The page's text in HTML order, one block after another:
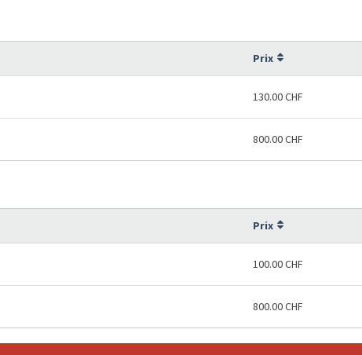
Prix
130.00 CHF
800.00 CHF
Prix
100.00 CHF
800.00 CHF